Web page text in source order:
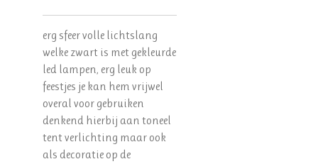
erg sfeer volle lichtslang
welke zwart is met gekleurde
led lampen, erg leuk op
feestjes je kan hem vrijwel
overal voor gebruiken
denkend hierbij aan toneel
tent verlichting maar ook
als decoratie op de